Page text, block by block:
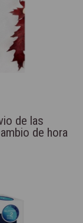
de las
de hora